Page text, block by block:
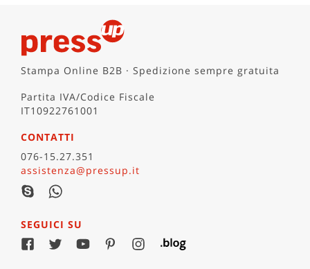
Stampa Online B2B · Spedizione sempre gratuita
Partita IVA/Codice Fiscale
IT10922761001
CONTATTI
076-15.27.351
assistenza@pressup.it
SEGUICI SU